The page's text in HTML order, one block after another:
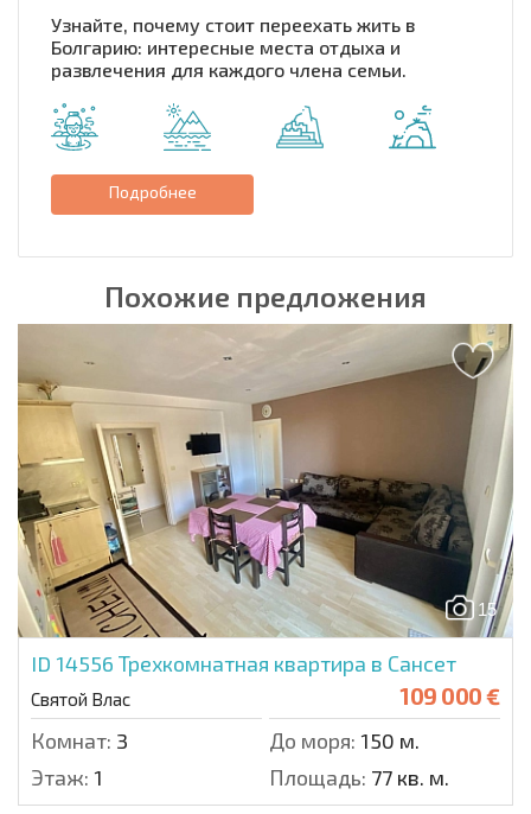
Узнайте, почему стоит переехать жить в
Болгарию: интересные места отдыха и
развлечения для каждого члена семьи.
Подробнее
Похожие предложения
15
ID 14556 Трехкомнатная квартира в Сансет
Святой Влас 109 000 €
Комнат: 3 До моря: 150 м.
Этаж: 1 Площадь: 77 кв. м.